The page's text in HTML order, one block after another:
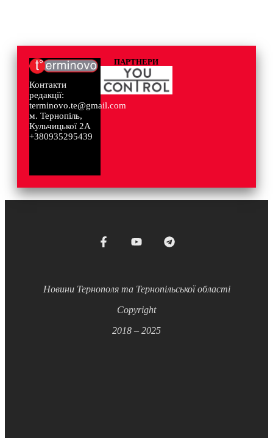
Контакти
редакції:
terminovo.te@gmail.com
м. Тернопіль,
Кульчицької 2А
+380935295439
ПАРТНЕРИ
Новини Тернополя та Тернопільської області
Copyright
2018 – 2025